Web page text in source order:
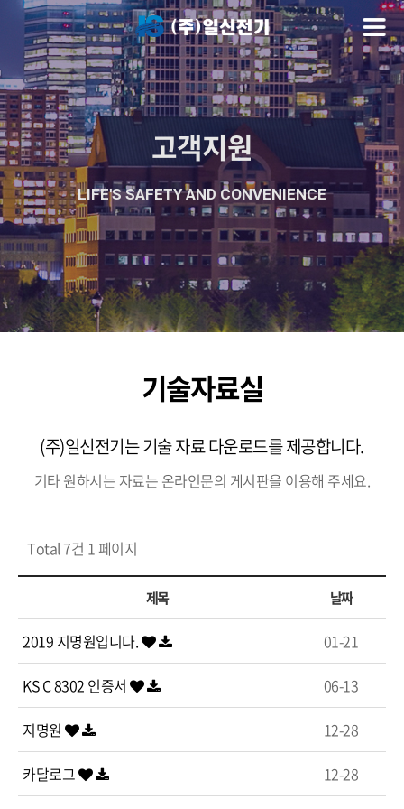
고객지원
LIFE'S SAFETY AND CONVENIENCE
기술자료실
(주)일신전기는 기술 자료 다운로드를 제공합니다.
기타 원하시는 자료는 온라인문의 게시판을 이용해 주세요.
Total 7건 1 페이지
제목 날짜
2019 지명원입니다. 01-21
KS C 8302 인증서 06-13
지명원 12-28
카달로그 12-28